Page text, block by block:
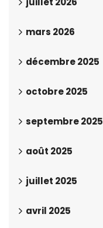
mars 2026
décembre 2025
octobre 2025
septembre 2025
août 2025
juillet 2025
avril 2025